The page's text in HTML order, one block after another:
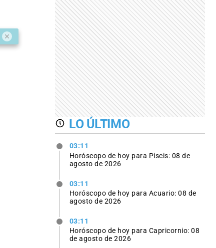
LO ÚLTIMO
03:11
Horóscopo de hoy para Piscis: 08 de
agosto de 2026
03:11
Horóscopo de hoy para Acuario: 08 de
agosto de 2026
03:11
Horóscopo de hoy para Capricornio: 08
de agosto de 2026